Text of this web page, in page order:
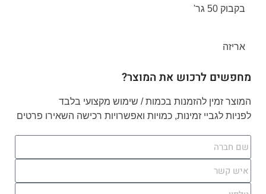
בקבוק 50 גר'
אריזה
מחפשים לרכוש את המוצר?
המוצר זמין להזמנות בכמות / שימוש מקצועי בלבד
לפניות לגביי זמינות, כמויות ואפשרויות רכישה השאירו פרטים